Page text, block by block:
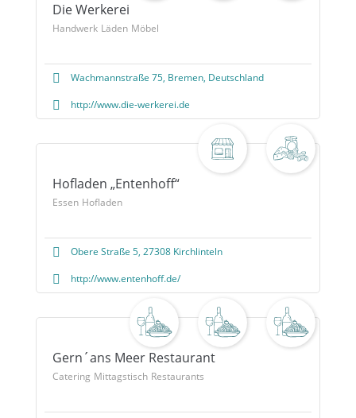
Die Werkerei
Handwerk Läden Möbel
Wachmannstraße 75, Bremen, Deutschland
http://www.die-werkerei.de
Hofladen „Entenhoff“
Essen Hofladen
Obere Straße 5, 27308 Kirchlinteln
http://www.entenhoff.de/
Gern´ans Meer Restaurant
Catering Mittagstisch Restaurants